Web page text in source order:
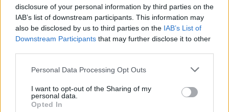
disclosure of your personal information by third parties on the
IAB’s list of downstream participants. This information may
also be disclosed by us to third parties on the IAB’s List of
Downstream Participants that may further disclose it to other
Personal Data Processing Opt Outs
I want to opt-out of the Sharing of my
personal data.
Opted In
pelo motor de arranque/alternador (RSG). O novo coupé
acelera dos 0 aos 100 km/h em 4,6 segundos. A
velocidade máxima é de 280 km/h.